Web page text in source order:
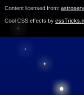
Content licensed from:
Cool CSS effects by